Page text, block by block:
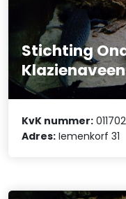
Stichting
KvK nummer:
Adres: Iemenkorf 31